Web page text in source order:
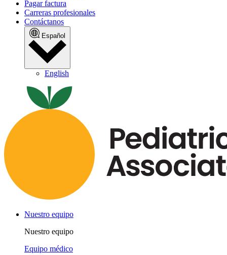
Pagar factura
Carreras profesionales
Contáctanos
Español
English
Nuestro equipo
Nuestro equipo
Equipo médico